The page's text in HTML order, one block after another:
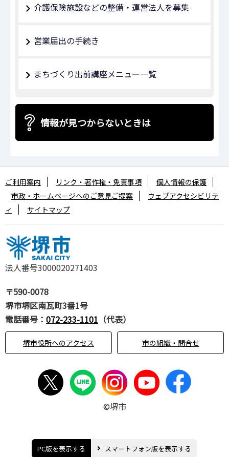
介護保険施設などの整備・運営法人を募集
営業届出の手続き
まちづくり出前講座メニュー一覧
情報が見つからないときは
法人番号3000020271403
〒590-0078
堺市堺区南瓦町3番1号
電話番号： 072-233-1101 （代表）
堺市役所へのアクセス 市の組織・問合せ
ご利用案内 リンク・著作権・免責事項
個人情報の保護
市政・ホームページへのご意見ご提案
ウェブアクセシビリテ
ィ
サイトマップ
©堺市
PC版を表示する スマートフォン版を表示する